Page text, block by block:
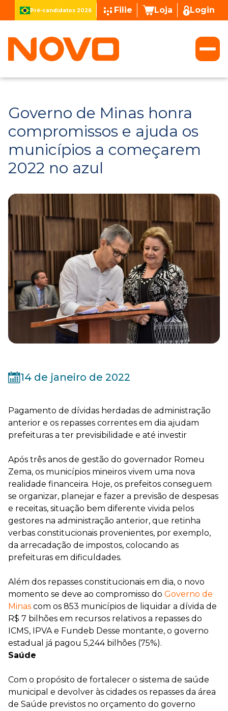
Pré-candidatos 2026 Filie Loja Login
Governo de Minas honra
compromissos e ajuda os
municípios a começarem
2022 no azul
14 de janeiro de 2022
Pagamento de dívidas herdadas de administração
anterior e os repasses correntes em dia ajudam
prefeituras a ter previsibilidade e até investir
Após três anos de gestão do governador Romeu
Zema, os municípios mineiros vivem uma nova
realidade financeira. Hoje, os prefeitos conseguem
se organizar, planejar e fazer a previsão de despesas
e receitas, situação bem diferente vivida pelos
gestores na administração anterior, que retinha
verbas constitucionais provenientes, por exemplo,
da arrecadação de impostos, colocando as
prefeituras em dificuldades.
Além dos repasses constitucionais em dia, o novo
momento se deve ao compromisso do Governo de
Minas com os 853 municípios de liquidar a dívida de
R$ 7 bilhões em recursos relativos a repasses do
ICMS, IPVA e Fundeb Desse montante, o governo
estadual já pagou 5,244 bilhões (75%).
Saúde
Com o propósito de fortalecer o sistema de saúde
municipal e devolver às cidades os repasses da área
de Saúde previstos no orçamento do governo